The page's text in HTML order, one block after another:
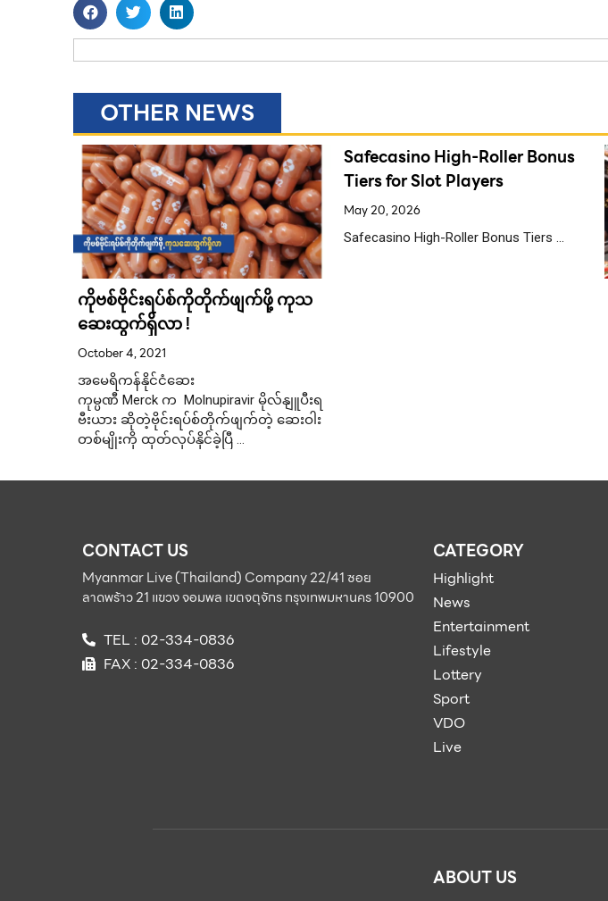
OTHER NEWS
ကိုဗစ်ဗိုင်းရပ်စ်ကိုတိုက်ဖျက်ဖို့ ကုသ
ဆေးထွက်ရှိလာ !
October 4, 2021
အမေရိကန်နိုင်ငံဆေး
ကုမ္ပဏီ Merck က Molnupiravir မိုလ်နျူပီးရ
ဗီးယား ဆိုတဲ့ဗိုင်းရပ်စ်တိုက်ဖျက်တဲ့ ဆေးဝါး
တစ်မျိုးကို ထုတ်လုပ်နိုင်ခဲ့ပြီ …
Safecasino High-Roller Bonus
Tiers for Slot Players
May 20, 2026
Safecasino High-Roller Bonus Tiers …
CONTACT US
Myanmar Live (Thailand) Company 22/41 ซอย
ลาดพร้าว 21 แขวง จอมพล เขตจตุจักร กรุงเทพมหานคร 10900
TEL : 02-334-0836
FAX : 02-334-0836
CATEGORY
Highlight
News
Entertainment
Lifestyle
Lottery
Sport
VDO
Live
ABOUT US